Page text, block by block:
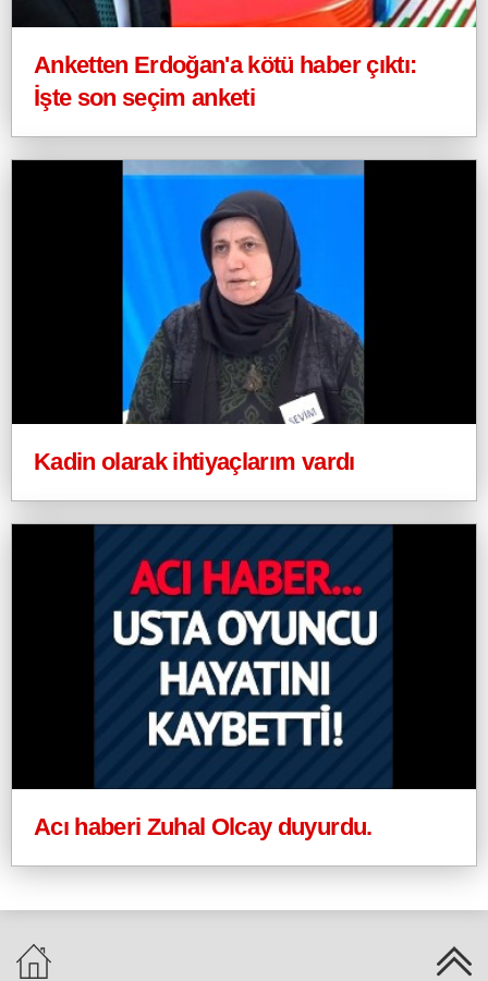
Anketten Erdoğan'a kötü haber çıktı:
İşte son seçim anketi
Kadin olarak ihtiyaçlarım vardı
Acı haberi Zuhal Olcay duyurdu.